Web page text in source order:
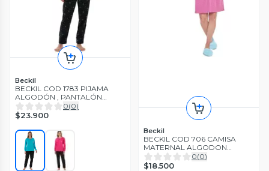
Beckil
BECKIL COD 1783 PIJAMA
ALGODÓN , PANTALÓN
ESTAMPADO 0(0)
$23.900
Beckil
BECKIL COD 706 CAMISA
MATERNAL ALGODON
DELGADO
0(0)
$18.500